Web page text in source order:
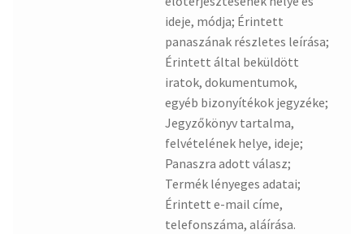
ideje, módja; Érintett
panaszának részletes leírása;
Érintett által beküldött
iratok, dokumentumok,
egyéb bizonyítékok jegyzéke;
Jegyzőkönyv tartalma,
felvételének helye, ideje;
Panaszra adott válasz;
Termék lényeges adatai;
Érintett e-mail címe,
telefonszáma, aláírása.